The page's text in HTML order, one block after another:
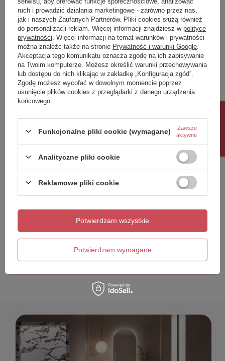
Napisz swoją opinię
Twoja ocena:
5/5
Treść twojej opinii
Dodaj własne zdjęcie produktu:
Wyślij opinię
ruch i prowadzić działania marketingowe - zarówno przez nas,
jak i naszych Zaufanych Partnerów. Pliki cookies służą również
do personalizacji reklam. Więcej informacji znajdziesz w polityce
prywatności . Więcej informacji na temat warunków i prywatności
można znaleźć także na stronie Prywatność i warunki Google
Akceptacja tego komunikatu oznacza zgodę na ich zapisywanie
na Twoim komputerze. Możesz określić warunki przechowywania
lub dostępu do nich klikając w zakładkę „Konfiguracja zgód”.
Zgodę możesz wycofać w dowolnym momencie poprzez
usunięcie plików cookies z przeglądarki z danego urządzenia
końcowego.
Funkcjonalne pliki cookie (wymagane) Zawsze
aktywne
Analityczne pliki cookie
Reklamowe pliki cookie
Potwierdzam wymagane
Potwierdzam wszystkie